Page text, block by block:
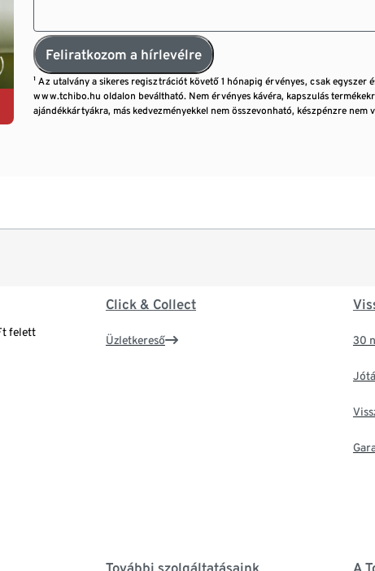
Feliratkozom a hírlevélre
¹ Az utalvány a sikeres regisztrációt követő 1 hónapig érvényes, csak egyszer
www.tchibo.hu oldalon beváltható. Nem érvényes kávéra, kapszulás
ajándékkártyákra, más kedvezményekkel nem összevonható, készpénzre nem
felett
Click & Collect
Üzletkereső 30